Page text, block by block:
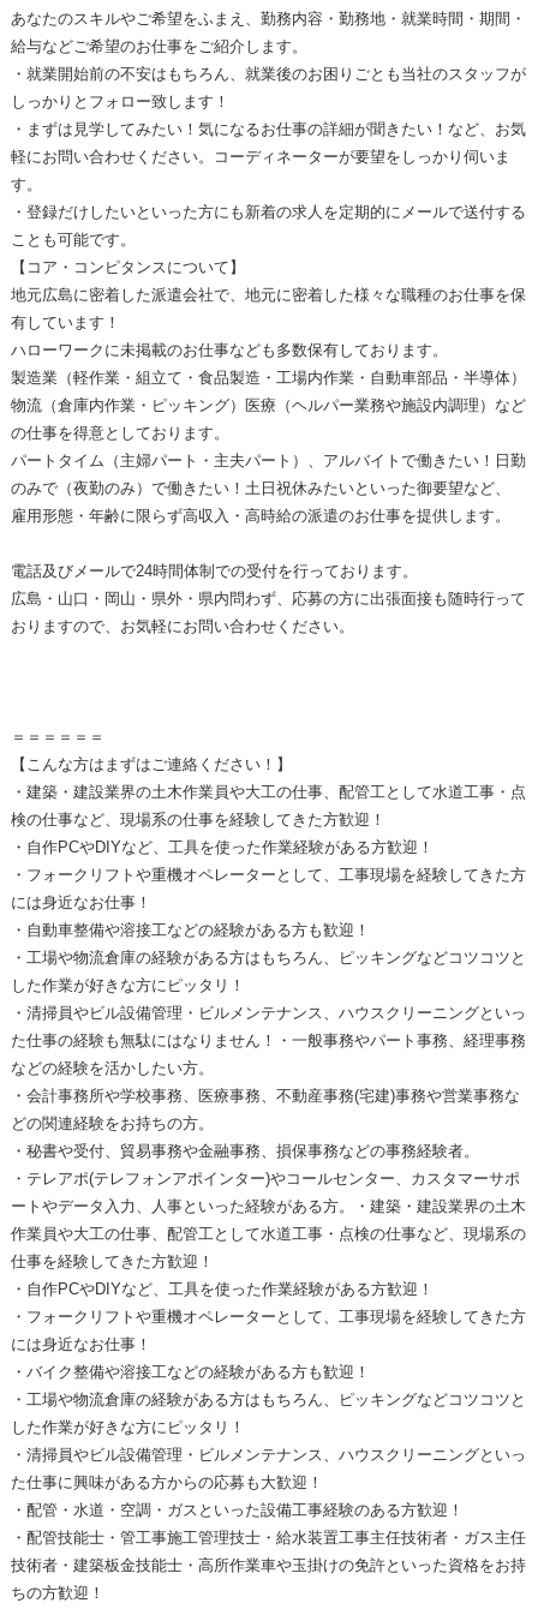
あなたのスキルやご希望をふまえ、勤務内容・勤務地・就業時間・期間・
給与などご希望のお仕事をご紹介します。
・就業開始前の不安はもちろん、就業後のお困りごとも当社のスタッフが
しっかりとフォロー致します！
・まずは見学してみたい！気になるお仕事の詳細が聞きたい！など、お気
軽にお問い合わせください。コーディネーターが要望をしっかり伺いま
す。
・登録だけしたいといった方にも新着の求人を定期的にメールで送付する
ことも可能です。
【コア・コンピタンスについて】
地元広島に密着した派遣会社で、地元に密着した様々な職種のお仕事を保
有しています！
ハローワークに未掲載のお仕事なども多数保有しております。
製造業（軽作業・組立て・食品製造・工場内作業・自動車部品・半導体）
物流（倉庫内作業・ピッキング）医療（ヘルパー業務や施設内調理）など
の仕事を得意としております。
パートタイム（主婦パート・主夫パート）、アルバイトで働きたい！日勤
のみで（夜勤のみ）で働きたい！土日祝休みたいといった御要望など、
雇用形態・年齢に限らず高収入・高時給の派遣のお仕事を提供します。
電話及びメールで24時間体制での受付を行っております。
広島・山口・岡山・県外・県内問わず、応募の方に出張面接も随時行って
おりますので、お気軽にお問い合わせください。
＝＝＝＝＝＝
【こんな方はまずはご連絡ください！】
・建築・建設業界の土木作業員や大工の仕事、配管工として水道工事・点
検の仕事など、現場系の仕事を経験してきた方歓迎！
・自作PCやDIYなど、工具を使った作業経験がある方歓迎！
・フォークリフトや重機オペレーターとして、工事現場を経験してきた方
には身近なお仕事！
・自動車整備や溶接工などの経験がある方も歓迎！
・工場や物流倉庫の経験がある方はもちろん、ピッキングなどコツコツと
した作業が好きな方にピッタリ！
・清掃員やビル設備管理・ビルメンテナンス、ハウスクリーニングといっ
た仕事の経験も無駄にはなりません！・一般事務やパート事務、経理事務
などの経験を活かしたい方。
・会計事務所や学校事務、医療事務、不動産事務(宅建)事務や営業事務な
どの関連経験をお持ちの方。
・秘書や受付、貿易事務や金融事務、損保事務などの事務経験者。
・テレアポ(テレフォンアポインター)やコールセンター、カスタマーサポ
ートやデータ入力、人事といった経験がある方。・建築・建設業界の土木
作業員や大工の仕事、配管工として水道工事・点検の仕事など、現場系の
仕事を経験してきた方歓迎！
・自作PCやDIYなど、工具を使った作業経験がある方歓迎！
・フォークリフトや重機オペレーターとして、工事現場を経験してきた方
には身近なお仕事！
・バイク整備や溶接工などの経験がある方も歓迎！
・工場や物流倉庫の経験がある方はもちろん、ピッキングなどコツコツと
した作業が好きな方にピッタリ！
・清掃員やビル設備管理・ビルメンテナンス、ハウスクリーニングといっ
た仕事に興味がある方からの応募も大歓迎！
・配管・水道・空調・ガスといった設備工事経験のある方歓迎！
・配管技能士・管工事施工管理技士・給水装置工事主任技術者・ガス主任
技術者・建築板金技能士・高所作業車や玉掛けの免許といった資格をお持
ちの方歓迎！